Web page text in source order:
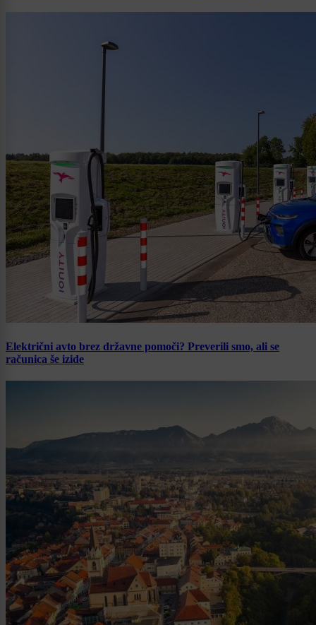
Električni avto brez državne pomoči? Preverili smo, ali se
računica še izide